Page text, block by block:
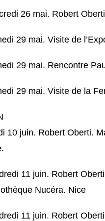
26 mai. Robert
29 mai. Visite de
29 mai. Rencontre
29 mai. Visite de la
10 juin. Robert Oberti.
11 juin. Robert
Nucéra. Nice
11 juin. Robert